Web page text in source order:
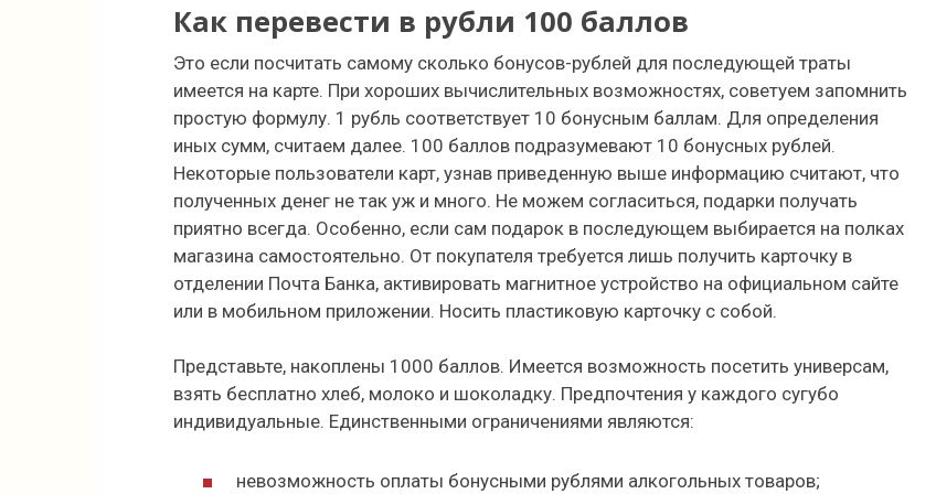
Как перевести в рубли 100 баллов
Это если посчитать самому сколько бонусов-рублей для последующей траты
имеется на карте. При хороших вычислительных возможностях, советуем запомнить
простую формулу. 1 рубль соответствует 10 бонусным баллам. Для определения
иных сумм, считаем далее. 100 баллов подразумевают 10 бонусных рублей.
Некоторые пользователи карт, узнав приведенную выше информацию считают, что
полученных денег не так уж и много. Не можем согласиться, подарки получать
приятно всегда. Особенно, если сам подарок в последующем выбирается на полках
магазина самостоятельно. От покупателя требуется лишь получить карточку в
отделении Почта Банка, активировать магнитное устройство на официальном сайте
или в мобильном приложении. Носить пластиковую карточку с собой.
Представьте, накоплены 1000 баллов. Имеется возможность посетить универсам,
взять бесплатно хлеб, молоко и шоколадку. Предпочтения у каждого сугубо
индивидуальные. Единственными ограничениями являются:
невозможность оплаты бонусными рублями алкогольных товаров;